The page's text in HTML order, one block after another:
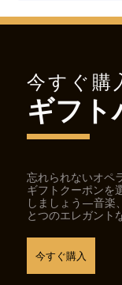
今すぐ購
ギフト
忘れられないオペ
ギフトクーポンを
しましょう—音楽
とつのエレガント
今すぐ購入